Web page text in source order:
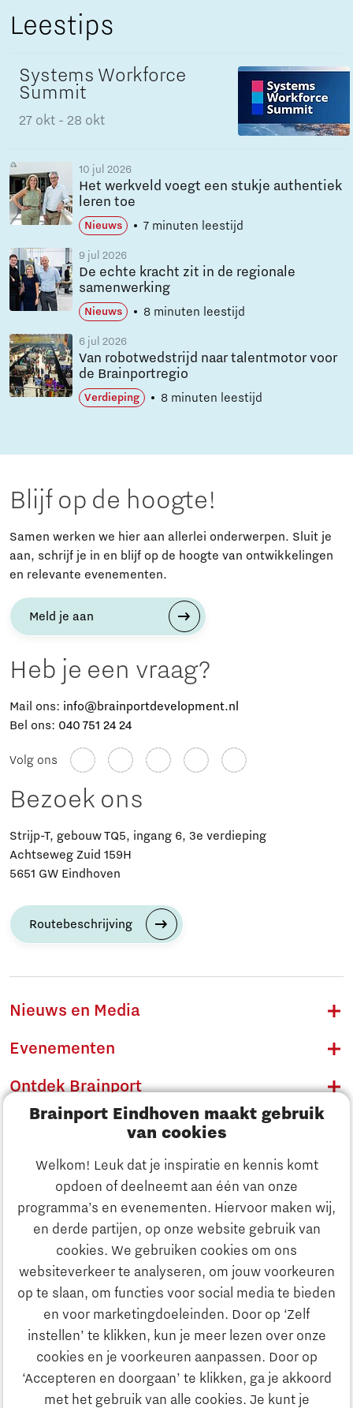
Brainport Eindhoven maakt gebruik
van cookies
Welkom! Leuk dat je inspiratie en kennis komt
opdoen of deelneemt aan één van onze
programma’s en evenementen. Hiervoor maken wij,
en derde partijen, op onze website gebruik van
cookies. We gebruiken cookies om ons
websiteverkeer te analyseren, om jouw voorkeuren
op te slaan, om functies voor social media te bieden
en voor marketingdoeleinden. Door op ‘Zelf
instellen’ te klikken, kun je meer lezen over onze
cookies en je voorkeuren aanpassen. Door op
‘Accepteren en doorgaan’ te klikken, ga je akkoord
met het gebruik van alle cookies. Je kunt je
Ontdek Brainport
Innovatie
Ondernemen
Onderwijs
Leestips
Systems Workforce
Summit
27 okt - 28 okt
10 jul 2026
Het werkveld voegt een stukje authentiek
leren toe
Nieuws 7 minuten leestijd
9 jul 2026
De echte kracht zit in de regionale
samenwerking
Nieuws 8 minuten leestijd
6 jul 2026
Van robotwedstrijd naar talentmotor voor
de Brainportregio
Verdieping 8 minuten leestijd
Blijf op de hoogte!
Samen werken we hier aan allerlei onderwerpen. Sluit je
aan, schrijf je in en blijf op de hoogte van ontwikkelingen
en relevante evenementen.
Meld je aan
Heb je een vraag?
Mail ons: info@brainportdevelopment.nl
Bel ons: 040 751 24 24
Volg ons
Bezoek ons
Strijp-T, gebouw TQ5, ingang 6, 3e verdieping
Achtseweg Zuid 159H
5651 GW Eindhoven
Routebeschrijving
Nieuws en Media
Evenementen
Ontdek Brainport
Innovatie
Ondernemen
Onderwijs
Maatschappelijk
Strategie & Organisatie
Zoeken
Contact
Naar internationale website